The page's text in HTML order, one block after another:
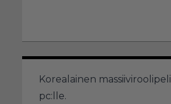
Korealainen massiiviroolipeli
pc:lle.